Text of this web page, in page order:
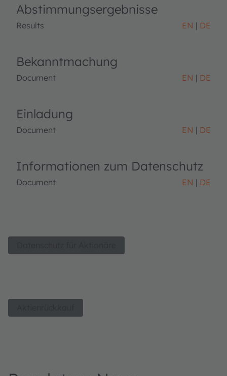
Abstimmungsergebnisse
Results EN DE
Bekanntmachung
Document EN DE
Einladung
Document EN DE
Informationen zum Datenschutz
Document EN DE